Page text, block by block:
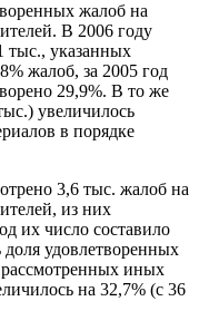
жалоб на
В 2006 году
тыс., указанных
жалоб, за 2005 год
29,9%. В то же
увеличилось
в порядке
3,6 тыс. жалоб на
из них
их число составило
доля удовлетворенных
иных
на 32,7% (с 36